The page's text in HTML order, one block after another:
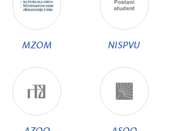
MZOM NISPVU